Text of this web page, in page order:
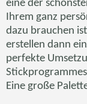
eine der
Ihrem ganz
dazu brauchen
erstellen dann
perfekte
Eine große